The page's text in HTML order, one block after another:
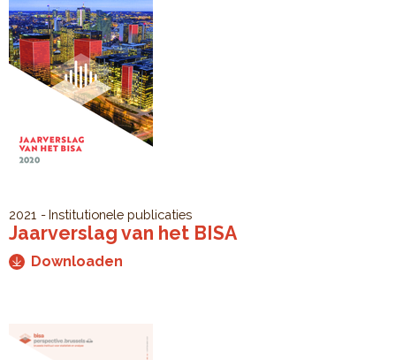
2021 Institutionele publicaties
Jaarverslag van het BISA
Downloaden